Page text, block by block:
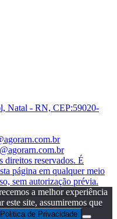
Natal - RN, CEP:59020-
reservados. É
página em qualquer meio
sem autorização prévia.
a melhor experiência
este site, assumiremos que
Politica de Privacidade